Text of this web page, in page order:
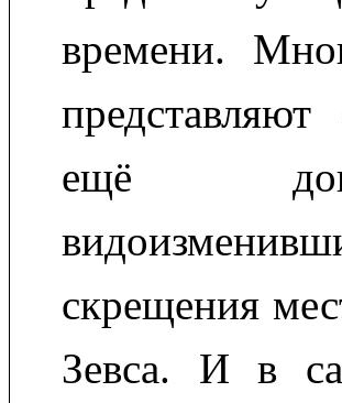
времени.
ещё
скрещения
Зевса. И в